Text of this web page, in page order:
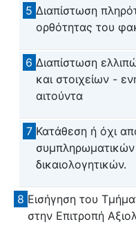
5 Διαπίστωση
ορθότητας του
6 Διαπίστωση
και στοιχείων -
αιτούντα
7 Κατάθεση ή όχι
δικαιολογητικών.
8 Εισήγηση του
στην Επιτροπή